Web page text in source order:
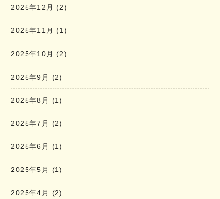
2025年12月 (2)
2025年11月 (1)
2025年10月 (2)
2025年9月 (2)
2025年8月 (1)
2025年7月 (2)
2025年6月 (1)
2025年5月 (1)
2025年4月 (2)